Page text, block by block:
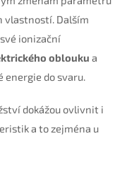
vlastností. Dalším
ionizační
oblouku a
do svaru.
dokážou ovlivnit i
a to zejména u